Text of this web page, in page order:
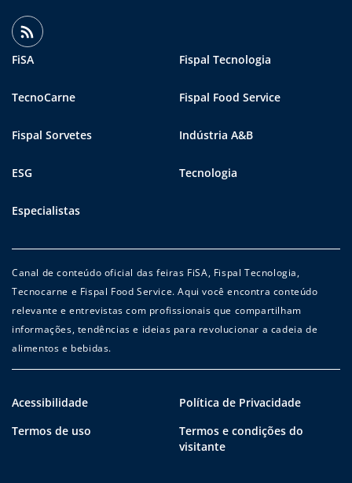
FiSA Fispal Tecnologia
TecnoCarne Fispal Food Service
Fispal Sorvetes Indústria A&B
ESG Tecnologia
Especialistas
Canal de conteúdo oficial das feiras FiSA, Fispal Tecnologia,
Tecnocarne e Fispal Food Service. Aqui você encontra conteúdo
relevante e entrevistas com profissionais que compartilham
informações, tendências e ideias para revolucionar a cadeia de
alimentos e bebidas.
Acessibilidade
Política de Privacidade
Termos de uso
Termos e condições do
visitante